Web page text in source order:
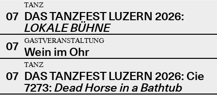
07
TANZ
DAS TANZFEST LUZERN 2026:
LOKALE BÜHNE
07
GASTVERANSTALTUNG
Wein im Ohr
07
TANZ
DAS TANZFEST LUZERN 2026: Cie
7273: Dead Horse in a Bathtub